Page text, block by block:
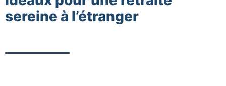
sereine à l’étranger